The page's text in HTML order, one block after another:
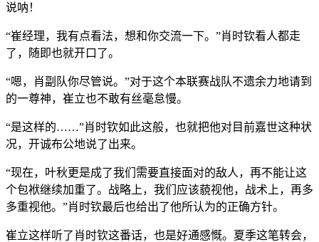
说呐！
“崔经理，我有点看法，想和你交流一下。”肖时钦看人都走
了，随即也就开口了。
“嗯，肖副队你尽管说。”对于这个本联赛战队不遗余力地请到
的一尊神，崔立也不敢有丝毫怠慢。
“是这样的……”肖时钦如此这般，也就把他对目前嘉世这种状
况，开诚布公地说了出来。
“现在，叶秋更是成了我们需要直接面对的敌人，再不能让这
个包袱继续加重了。战略上，我们应该藐视他，战术上，再多
多重视他。”肖时钦最后也给出了他所认为的正确方针。
崔立这样听了肖时钦这番话，也是好通感慨。夏季这笔转会，